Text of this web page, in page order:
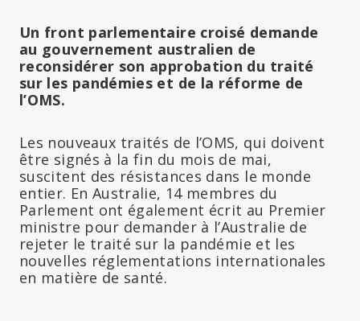
Un front parlementaire croisé demande
au gouvernement australien de
reconsidérer son approbation du traité
sur les pandémies et de la réforme de
l’OMS.
Les nouveaux traités de l’OMS, qui doivent
être signés à la fin du mois de mai,
suscitent des résistances dans le monde
entier. En Australie, 14 membres du
Parlement ont également écrit au Premier
ministre pour demander à l’Australie de
rejeter le traité sur la pandémie et les
nouvelles réglementations internationales
en matière de santé.